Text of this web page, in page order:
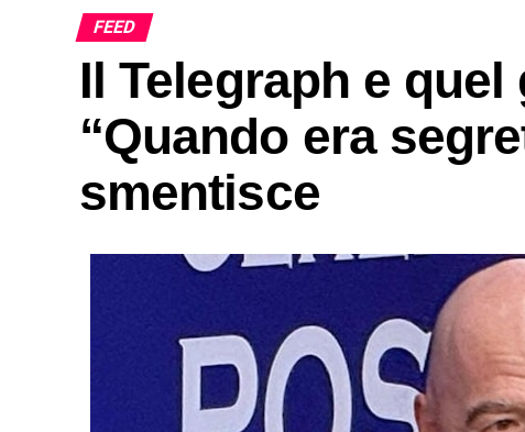
FEED
Il Telegraph e
“Quando era
smentisce